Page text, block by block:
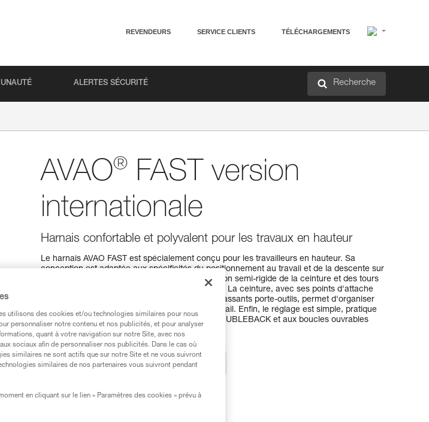
REVENDEURS SERVICE CLIENTS TÉLÉCHARGEMENTS
ALERTES SÉCURITÉ Recherche
AVAO® FAST version
internationale
Harnais confortable et polyvalent pour les travaux en hauteur
Le harnais AVAO FAST est spécialement conçu pour les travailleurs en hauteur. Sa
conception est adaptée aux spécificités du positionnement au travail et de la descente sur
corde. Les mousses préformées et la construction semi-rigide de la ceinture et des tours
de cuisse, apportent du confort dans l'utilisation. La ceinture, avec ses points d'attache
latéraux métalliques, ses porte-matériel et ses passants porte-outils, permet d'organiser
tout le matériel nécessaire à une journée de travail. Enfin, le réglage est simple, pratique
et rapide, grâce aux boucles autobloquantes DOUBLEBACK et aux boucles ouvrables
FAST.
Achetez en ligne Trouvez un revendeur
utilisons des cookies et/ou technologies similaires pour nous
personnaliser notre contenu et nos publicités, et pour analyser
quant à votre navigation sur notre Site, avec nos
sociaux afin de personnaliser nos publicités. Dans le cas où
similaires ne sont actifs que sur notre Site et ne vous suivront
similaires de nos partenaires vous suivront pendant
en cliquant sur le lien « Paramètres des cookies » prévu à